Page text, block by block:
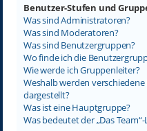
Benutzer-Stufen und
Was sind Administratoren?
Was sind Moderatoren?
Was sind Benutzergruppen?
Wo finde ich die
Wie werde ich Gruppenleiter?
Weshalb werden
dargestellt?
Was ist eine Hauptgruppe?
Was bedeutet der „Das